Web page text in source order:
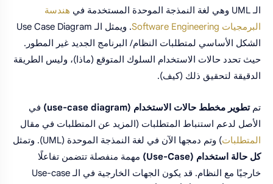
الـ UML وهي لغة النمذجة الموحدة المستخدمة في
هندسة
البرمجيات Software Engineering
. ويمثل الـ Use Case Diagram
الشكل الأساسي لمتطلبات النظام/ البرنامج الجديد غير المطور.
حيث تحدد حالات الاستخدام السلوك المتوقع (ماذا)، وليس الطريقة
الدقيقة لتحقيق ذلك (كيف).
تمتطوير مخطط حالات الاستخدام (use-case diagram)
في
الأصل لدعم استنباط المتطلبات (المزيد عن المتطلبات في مقال
المتطلبات) وتم دمجها الآن في لغة النمذجة الموحدة (UML). وتمثل
كل حالة استخدام (Use-Case)
مهمة منفصلة تتضمن تفاعلًا
خارجيًا مع النظام. قد يكون الجهات الخارجية في الـ Use-case